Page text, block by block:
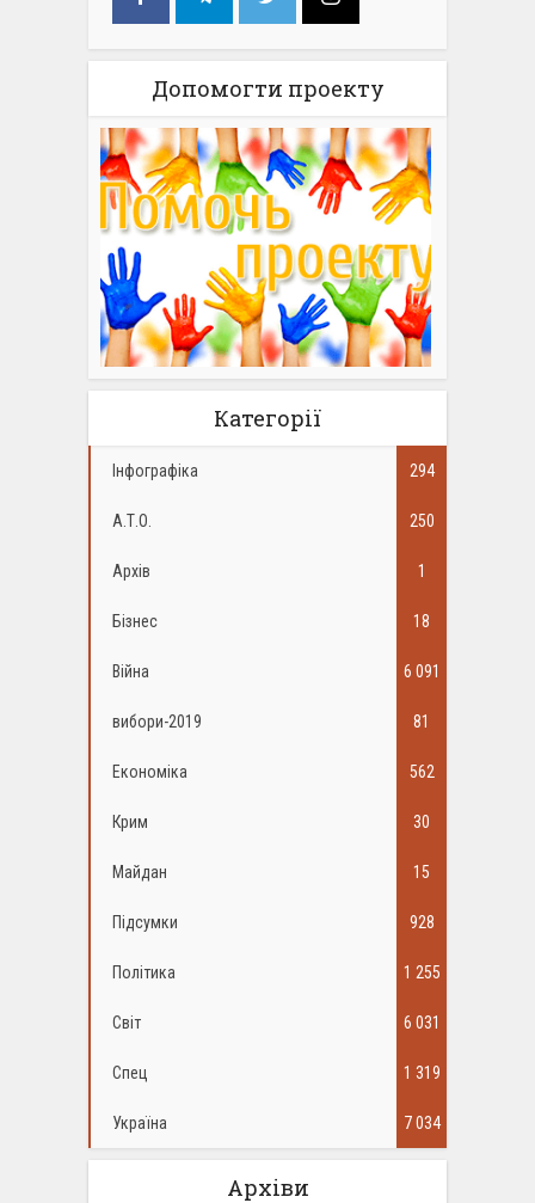
Допомогти проекту
Категорії
Інфографіка 294
А.Т.О. 250
Архів 1
Бізнес 18
Війна 6 091
вибори-2019 81
Економіка 562
Крим 30
Майдан 15
Підсумки 928
Політика 1 255
Світ 6 031
Спец 1 319
Україна 7 034
Архіви